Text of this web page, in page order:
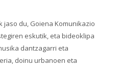
jaso du, Goiena Komunikazio
eskutik, eta bideoklipa
dantzagarri eta
doinu urbanoen eta